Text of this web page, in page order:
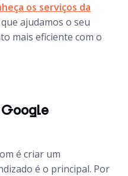
os serviços da
ajudamos o seu
mais eficiente com o
é criar um
é o principal. Por